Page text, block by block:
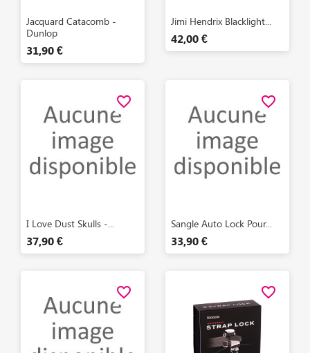
 Aperçu rapide
Jacquard Catacomb -
Dunlop
31,90 €
 Aperçu rapide
Jimi Hendrix Blacklight...
42,00 €
Aperçu rapide
I Love Dust Skulls -...
37,90 €
favorite_border
 Aperçu rapide
Sangle Auto Lock Pour...
33,90 €
favorite_border
favorite_border favorite_border